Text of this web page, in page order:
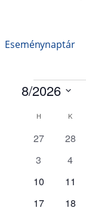
Eseménynaptár